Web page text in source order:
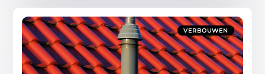
VERBOUWEN